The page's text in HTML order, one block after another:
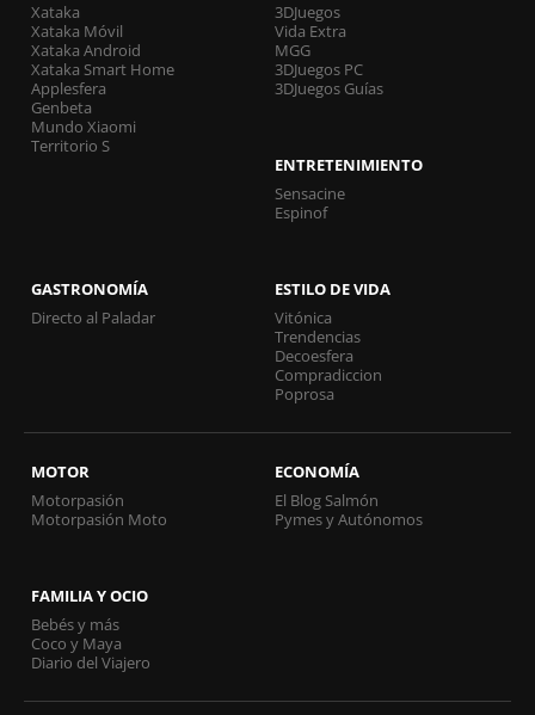
Xataka
Xataka Móvil
Xataka Android
Xataka Smart Home
Applesfera
Genbeta
Mundo Xiaomi
Territorio S
3DJuegos
Vida Extra
MGG
3DJuegos PC
3DJuegos Guías
ENTRETENIMIENTO
Sensacine
Espinof
GASTRONOMÍA
Directo al Paladar
ESTILO DE VIDA
Vitónica
Trendencias
Decoesfera
Compradiccion
Poprosa
MOTOR
Motorpasión
Motorpasión Moto
ECONOMÍA
El Blog Salmón
Pymes y Autónomos
FAMILIA Y OCIO
Bebés y más
Coco y Maya
Diario del Viajero